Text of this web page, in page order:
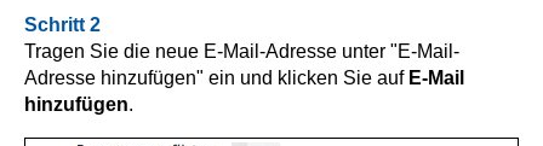
Schritt 2
Tragen Sie die neue E-Mail-Adresse unter "E-Mail-
Adresse hinzufügen" ein und klicken Sie auf E-Mail
hinzufügen.